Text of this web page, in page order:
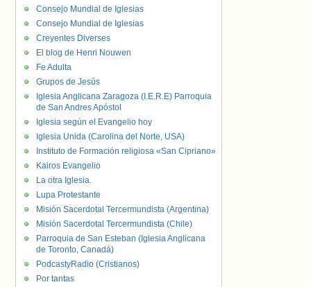
Consejo Mundial de Iglesias
Consejo Mundial de Iglesias
Creyentes Diverses
El blog de Henri Nouwen
Fe Adulta
Grupos de Jesús
Iglesia Anglicana Zaragoza (I.E.R.E) Parroquia
de San Andres Apóstol
Iglesia según el Evangelio hoy
Iglesia Unida (Carolina del Norte, USA)
Instituto de Formación religiosa «San Cipriano»
Kairos Evangelio
La otra Iglesia.
Lupa Protestante
Misión Sacerdotal Tercermundista (Argentina)
Misión Sacerdotal Tercermundista (Chile)
Parroquia de San Esteban (Iglesia Anglicana
de Toronto, Canadá)
PodcastyRadio (Cristianos)
Por tantas